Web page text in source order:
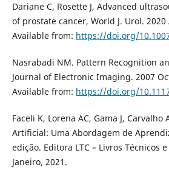
Dariane C, Rosette J, Advanced
of prostate cancer, World J. Urol. 2020
Available from: https://doi.org/
Nasrabadi NM. Pattern Recognition
Journal of Electronic Imaging. 2007
Available from: https://doi.org/
Faceli K, Lorena AC, Gama J, Carvalho
Artificial: Uma Abordagem de
edição. Editora LTC – Livros Técnicos
Janeiro, 2021.